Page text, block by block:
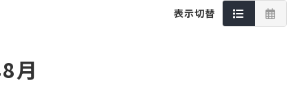
表示切替
月